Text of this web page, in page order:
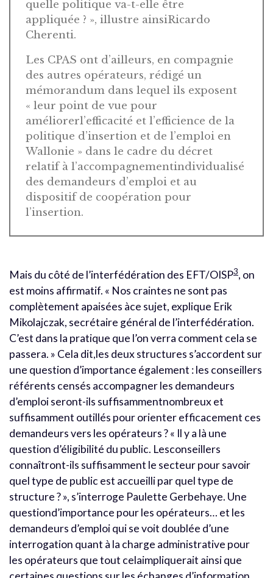
quelle politique va-t-elle être
appliquée ? », illustre ainsiRicardo
Cherenti.
Les CPAS ont d’ailleurs, en compagnie
des autres opérateurs, rédigé un
mémorandum dans lequel ils exposent
« leur point de vue pour
améliorerl’efficacité et l’efficience de la
politique d’insertion et de l’emploi en
Wallonie » dans le cadre du décret
relatif à l’accompagnementindividualisé
des demandeurs d’emploi et au
dispositif de coopération pour
l’insertion.
Mais du côté de l’interfédération des EFT/OISP3, on
est moins affirmatif. « Nos craintes ne sont pas
complètement apaisées àce sujet, explique Erik
Mikolajczak, secrétaire général de l’interfédération.
C’est dans la pratique que l’on verra comment cela se
passera. » Cela dit,les deux structures s’accordent sur
une question d’importance également : les conseillers
référents censés accompagner les demandeurs
d’emploi seront-ils suffisammentnombreux et
suffisamment outillés pour orienter efficacement ces
demandeurs vers les opérateurs ? « Il y a là une
question d’éligibilité du public. Lesconseillers
connaîtront-ils suffisamment le secteur pour savoir
quel type de public est accueilli par quel type de
structure ? », s’interroge Paulette Gerbehaye. Une
questiond’importance pour les opérateurs… et les
demandeurs d’emploi qui se voit doublée d’une
interrogation quant à la charge administrative pour
les opérateurs que tout celaimpliquerait ainsi que